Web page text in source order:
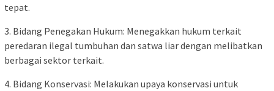
tepat.
3. Bidang Penegakan Hukum: Menegakkan hukum terkait
peredaran ilegal tumbuhan dan satwa liar dengan melibatkan
berbagai sektor terkait.
4. Bidang Konservasi: Melakukan upaya konservasi untuk